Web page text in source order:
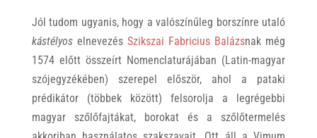
Jól tudom ugyanis, hogy a valószínűleg borszínre utaló
kástélyoselnevezés Szikszai Fabricius Balázsnak még
1574 előtt összeírt Nomenclaturájában (Latin-magyar
szójegyzékében) szerepel először, ahol a pataki
prédikátor (többek között) felsorolja a legrégebbi
magyar szőlőfajtákat, borokat és a szőlőtermelés